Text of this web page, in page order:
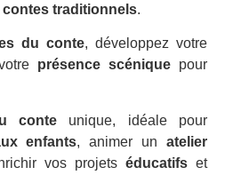
contes traditionnels.
du conte, développez votre
présence scénique pour
conte unique, idéale pour
enfants, animer unatelier
vos projets éducatifset